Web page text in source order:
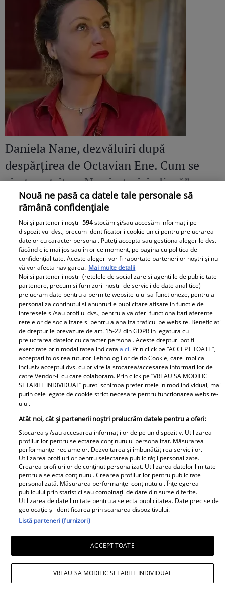
Daniela Nane, dezvăluiri după
despărțirea de Octavian Ene. Cum se
simte actrița: „Nu simt nicio lipsă”
Andreea Popescu și fosta soacră, schimb
de replici. Ce i-a spus mama lui Rareș
Cojoc influenceriței: „Am găsit soluția”
Nouă ne pasă ca datele tale personale să
rămână confidențiale
Noi și partenerii noștri594stocăm și/sau accesăm informații pe
dispozitivul dvs., precum identificatorii cookie unici pentru prelucrarea
datelor cu caracter personal. Puteți accepta sau gestiona alegerile dvs.
făcând clic mai jos sau în orice moment, pe pagina cu politica de
confidențialitate. Aceste alegeri vor fi raportate partenerilor noștri și nu
vă vor afecta navigarea. Mai multe detalii
Noi si partenerii nostri (retelele de socializare si agentiile de publicitate
partenere, precum si furnizorii nostri de servicii de date analitice)
prelucram date pentru a permite website-ului sa functioneze, pentru a
personaliza continutul si anunturile publicitare afisate in functie de
interesele si/sau profilul dvs., pentru a va oferi functionalitati aferente
retelelor de socializare si pentru a analiza traficul pe website. Beneficiati
de drepturile prevazute de art. 15-22 din GDPR in legatura cu
prelucrarea datelor cu caracter personal. Aceste drepturi pot fi
exercitate prin modalitatea indicataaici. Prin click pe “ACCEPT TOATE”,
acceptati folosirea tuturor Tehnologiilor de tip Cookie, care implica
inclusiv acceptul dvs. cu privire la stocarea/accesarea informatiilor de
catre Vendor-ii cu care colaboram. Prin click pe “VREAU SA MODIFIC
SETARILE INDIVIDUAL” puteti schimba preferintele in mod individual, mai
putin cele legate de cookie strict necesare pentru functionarea website-
ului.
Atât noi, cât și partenerii noștri prelucrăm datele pentru a oferi:
Stocarea și/sau accesarea informațiilor de pe un dispozitiv. Utilizarea
profilurilor pentru selectarea conținutului personalizat. Măsurarea
performanței reclamelor. Dezvoltarea și îmbunătățirea serviciilor.
Utilizarea profilurilor pentru selectarea publicității personalizate.
Crearea profilurilor de conținut personalizat. Utilizarea datelor limitate
pentru a selecta conținutul. Crearea profilurilor pentru publicitate
personalizată. Măsurarea performanței conținutului. Înțelegerea
publicului prin statistici sau combinații de date din surse diferite.
Utilizarea de date limitate pentru a selecta publicitatea. Date precise de
geolocație și identificarea prin scanarea dispozitivului.
Listă parteneri (furnizori)
ACCEPT TOATE
VREAU SA MODIFIC SETARILE INDIVIDUAL